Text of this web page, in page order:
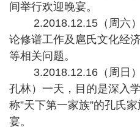
间举行欢迎晚宴。
2.2018.12.15（周六
论修谱工作及扈氏文化经
等相关问题。
3.2018.12.16（周日
孔林）一天，目的是深入
称”天下第一家族”的孔氏
宴。